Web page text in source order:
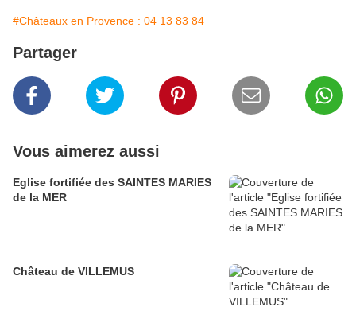
#Châteaux en Provence : 04 13 83 84
Partager
Vous aimerez aussi
Eglise fortifiée des SAINTES MARIES
de la MER
Château de VILLEMUS